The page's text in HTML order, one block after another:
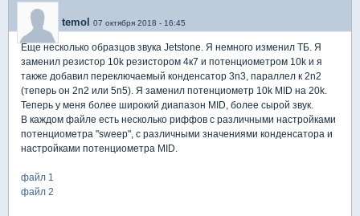
temol 07 октября 2018 - 16:45
Еще несколько образцов звука Jetstone. Я немного изменил ТБ. Я
заменил резистор 10k резистором 4к7 и потенциометром 10k и я
также добавил переключаемый конденсатор 3n3, параллел к 2n2
(теперь он 2n2 или 5n5). Я заменил потенциометр 10k MID на 20k.
Теперь у меня более широкий диапазон MID, более сырой звук.
В каждом файле есть несколько риффов с различными настройками
потенциометра "sweep", с различными значениями конденсатора и
настройками потенциометра MID.
файл 1
файл 2